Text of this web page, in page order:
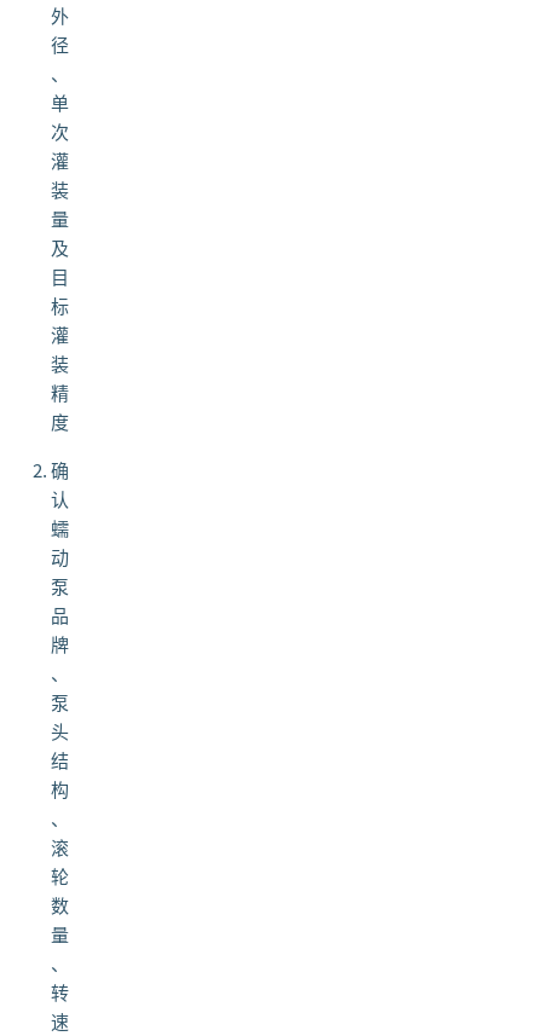
外
径
、
单
次
灌
装
量
及
目
标
灌
装
精
度
确
认
蠕
动
泵
品
牌
、
泵
头
结
构
、
滚
轮
数
量
、
转
速